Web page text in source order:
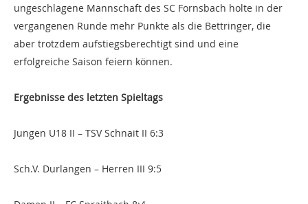
ungeschlagene Mannschaft des SC Fornsbach holte in der
vergangenen Runde mehr Punkte als die Bettringer, die
aber trotzdem aufstiegsberechtigt sind und eine
erfolgreiche Saison feiern können.
Ergebnisse des letzten Spieltags
Jungen U18 II – TSV Schnait II 6:3
Sch.V. Durlangen – Herren III 9:5